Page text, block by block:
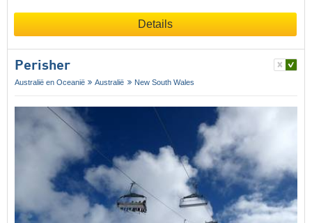
Details
Perisher
Australië en Oceanië Australië New South Wales